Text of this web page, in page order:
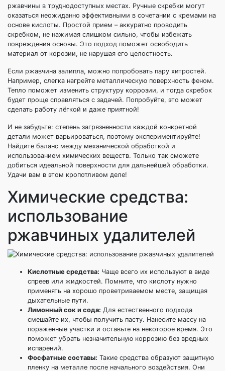
ржавчины в труднодоступных местах. Ручные скребки могут
оказаться неожиданно эффективными в сочетании с кремами на
основе кислоты. Простой прием – аккуратно проводить
скребком, не нажимая слишком сильно, чтобы избежать
повреждения основы. Это подход поможет освободить
материал от корозии, не нарушая его целостность.
Если ржавчина залипла, можно попробовать пару хитростей.
Например, слегка нагрейте металлическую поверхность феном.
Тепло поможет изменить структуру коррозии, и тогда скребок
будет проще справляться с задачей. Попробуйте, это может
сделать работу лёгкой и даже приятной!
И не забудьте: степень загрязненности каждой конкретной
детали может варьироваться, поэтому экспериментируйте!
Найдите баланс между механической обработкой и
использованием химических веществ. Только так сможете
добиться идеальной поверхности для дальнейшей обработки.
Удачи вам в этом кропотливом деле!
Химические средства:
использование
ржавчиных удалителей
Кислотные средства: Чаще всего их используют в виде
спреев или жидкостей. Помните, что кислоту нужно
применять на хорошо проветриваемом месте, защищая
дыхательные пути.
Лимонный сок и сода: Для естественного подхода
смешайте их, чтобы получить пасту. Нанесите массу на
пораженные участки и оставьте на некоторое время. Это
поможет убрать незначительную коррозию без вредных
испарений.
Фосфатные составы: Такие средства образуют защитную
пленку на металле после начального воздействия. Они